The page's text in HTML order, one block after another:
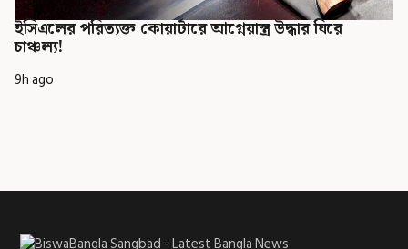
ইসিএলের পরিত্যক্ত কোয়ার্টারে আগ্নেয়াস্ত্র উদ্ধার ঘিরে
চাঞ্চল্য!
9h ago